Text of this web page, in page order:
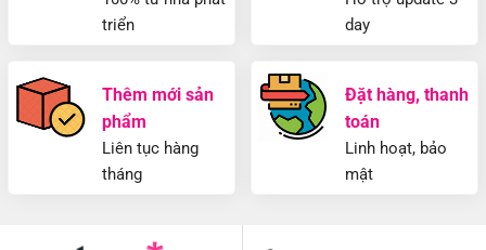
triển
day
Thêm mới sản
phẩm
Liên tục hàng
tháng
Đặt hàng, thanh
toán
Linh hoạt, bảo
mật